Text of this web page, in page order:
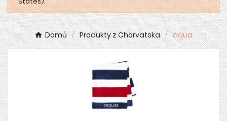
Domů Produkty z Chorvatska aqua